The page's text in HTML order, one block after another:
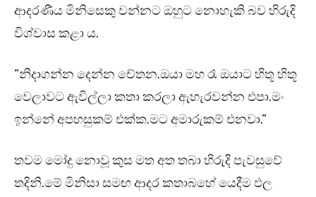
ආදරණීය මිනිසෙකු වන්නට ඔහුට නොහැකි බව හිරුදි
විශ්වාස කළා ය.
“නිදාගන්න දෙන්න චේතන.ඔයා මහ රෑ ඔයාට හිතූ හිතූ
වෙලාවට ඇවිල්ලා කතා කරලා ඇහැරවන්න එපා.මං
ඉන්නේ අපහසුකම් එක්ක.මට අමාරුකම් එනවා.”
තවම මෝදු නොවූ කුස මත අත තබා හිරුදි පැවසුවේ
තදිනි.මේ මිනිසා සමඟ ආදර කතාබහේ යෙදීම ඵල